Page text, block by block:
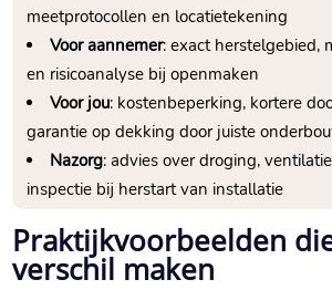
meetprotocollen en locatietekening
Voor aannemer: exact herstelgebied,
en risicoanalyse bij openmaken
Voor jou: kostenbeperking, kortere
garantie op dekking door juiste
Nazorg: advies over droging,
inspectie bij herstart van installatie
Praktijkvoorbeelden
verschil maken